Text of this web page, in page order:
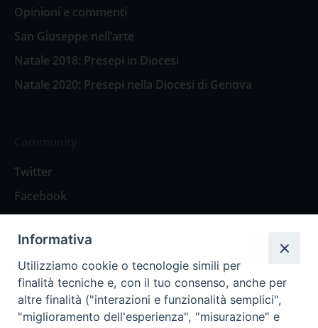
Opinioni e commenti
San Giuseppe nell’arte
Natale 2018: Presepi in Diocesi
Natale 2020: Presepi nella Diocesi di Genova
Twitter
Facebook
Contattaci
Spazio Lettori
Eventi
Informativa
Utilizziamo cookie o tecnologie simili per
finalità tecniche e, con il tuo consenso, anche per
altre finalità ("interazioni e funzionalità semplici",
"miglioramento dell'esperienza", "misurazione" e